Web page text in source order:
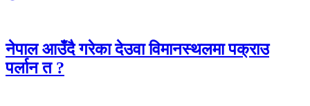
नेपाल आउँदै गरेका देउवा विमानस्थलमा पक्राउ
पर्लान त ?